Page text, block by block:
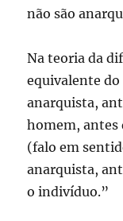
não são
Na teoria da
equivalente
anarquista,
homem, antes
(falo em
anarquista,
o indivíduo.”